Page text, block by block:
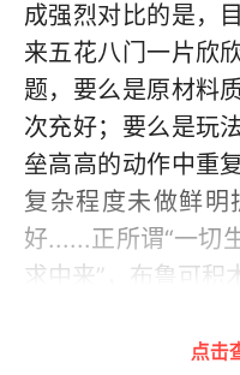
成强烈对比的是，
来五花八门一片欣
题，要么是原材料
次充好；要么是玩
垒高高的动作中重
复杂程度未做鲜
好......正所谓“一切
求中来”，布鲁可积
心痛点，凭借差异
点击